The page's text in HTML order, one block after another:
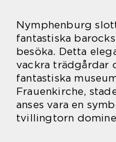
Nymphenburg
fantastiska
besöka. Detta
vackra trädgårdar
fantastiska
Frauenkirche,
anses vara en
tvillingtorn